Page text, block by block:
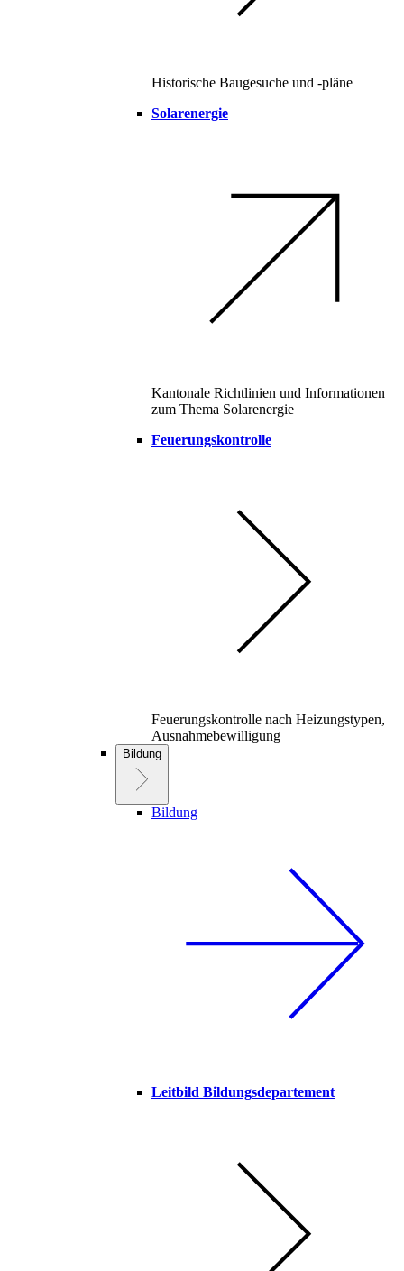
Historische Baugesuche und -pläne
Solarenergie
Kantonale Richtlinien und Informationen
zum Thema Solarenergie
Feuerungskontrolle
Feuerungskontrolle nach Heizungstypen,
Ausnahmebewilligung
Bildung
Bildung
Leitbild Bildungsdepartement